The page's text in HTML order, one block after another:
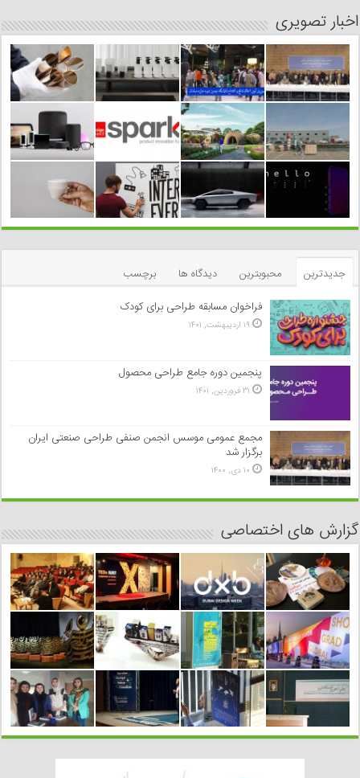
اخبار تصویری
جدیدترین محبوبترین دیدگاه ها
برچسب
فراخوان مسابقه طراحی برای کودک
۱۹ اردیبهشت, ۱۴۰۱
پنجمین دوره جامع طراحی محصول
۳۱ فروردین, ۱۴۰۱
مجمع عمومی موسس انجمن صنفی طراحی صنعتی ایران
برگزار شد
۱۰ دی, ۱۴۰۰
گزارش های اختصاصی